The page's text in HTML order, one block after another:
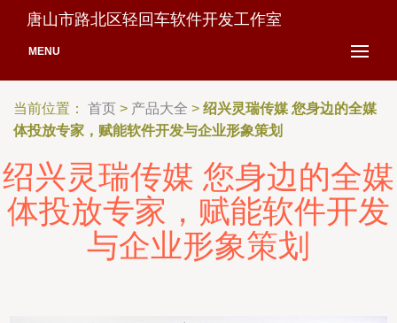
唐山市路北区轻回车软件开发工作室
MENU
当前位置： 首页 > 产品大全 > 绍兴灵瑞传媒 您身边的全媒
体投放专家，赋能软件开发与企业形象策划
绍兴灵瑞传媒 您身边的全媒
体投放专家，赋能软件开发
与企业形象策划